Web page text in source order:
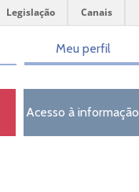
Legislação Canais
Meu perfil
Acesso à informação